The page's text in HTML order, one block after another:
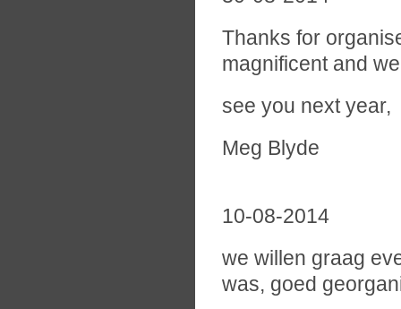
Thanks for
magnificent and
see you next year,
Meg Blyde
10-08-2014
we willen graag
was, goed